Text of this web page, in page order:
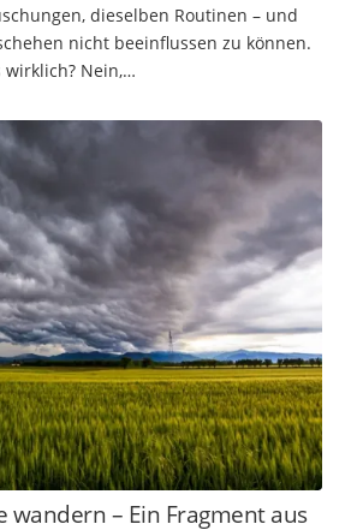
dieselben Routinen – und
nicht beeinflussen zu können.
Doch stimmt das wirklich? Nein,…
wandern – Ein Fragment aus